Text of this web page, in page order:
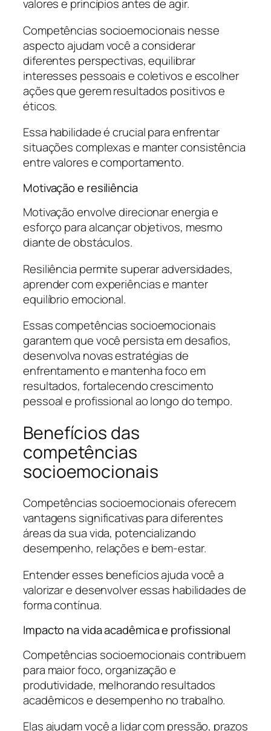
valores e princípios antes de agir.
Competências socioemocionais nesse
aspecto ajudam você a considerar
diferentes perspectivas, equilibrar
interesses pessoais e coletivos e escolher
ações que gerem resultados positivos e
éticos.
Essa habilidade é crucial para enfrentar
situações complexas e manter consistência
entre valores e comportamento.
Motivação e resiliência
Motivação envolve direcionar energia e
esforço para alcançar objetivos, mesmo
diante de obstáculos.
Resiliência permite superar adversidades,
aprender com experiências e manter
equilíbrio emocional.
Essas competências socioemocionais
garantem que você persista em desafios,
desenvolva novas estratégias de
enfrentamento e mantenha foco em
resultados, fortalecendo crescimento
pessoal e profissional ao longo do tempo.
Benefícios das
competências
socioemocionais
Competências socioemocionais oferecem
vantagens significativas para diferentes
áreas da sua vida, potencializando
desempenho, relações e bem-estar.
Entender esses benefícios ajuda você a
valorizar e desenvolver essas habilidades de
forma contínua.
Impacto na vida acadêmica e profissional
Competências socioemocionais contribuem
para maior foco, organização e
produtividade, melhorando resultados
acadêmicos e desempenho no trabalho.
Elas ajudam você a lidar com pressão, prazos